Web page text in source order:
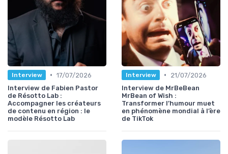
Interview • 17/07/2026
Interview de Fabien Pastor
de Résotto Lab :
Accompagner les créateurs
de contenu en région : le
modèle Résotto Lab
Interview •
21/07/2026
Interview de MrBeBean
MrBean of Wish :
Transformer l’humour muet
en phénomène mondial à l’ère
de TikTok